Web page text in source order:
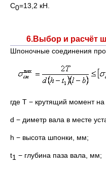
С0=13,2 кН.
6.Выбор и расчёт
Шпоночные соединения
где Т − крутящий момент
d − диметр вала в месте
h − высота шпонки, мм;
t1 − глубина паза вала, мм;